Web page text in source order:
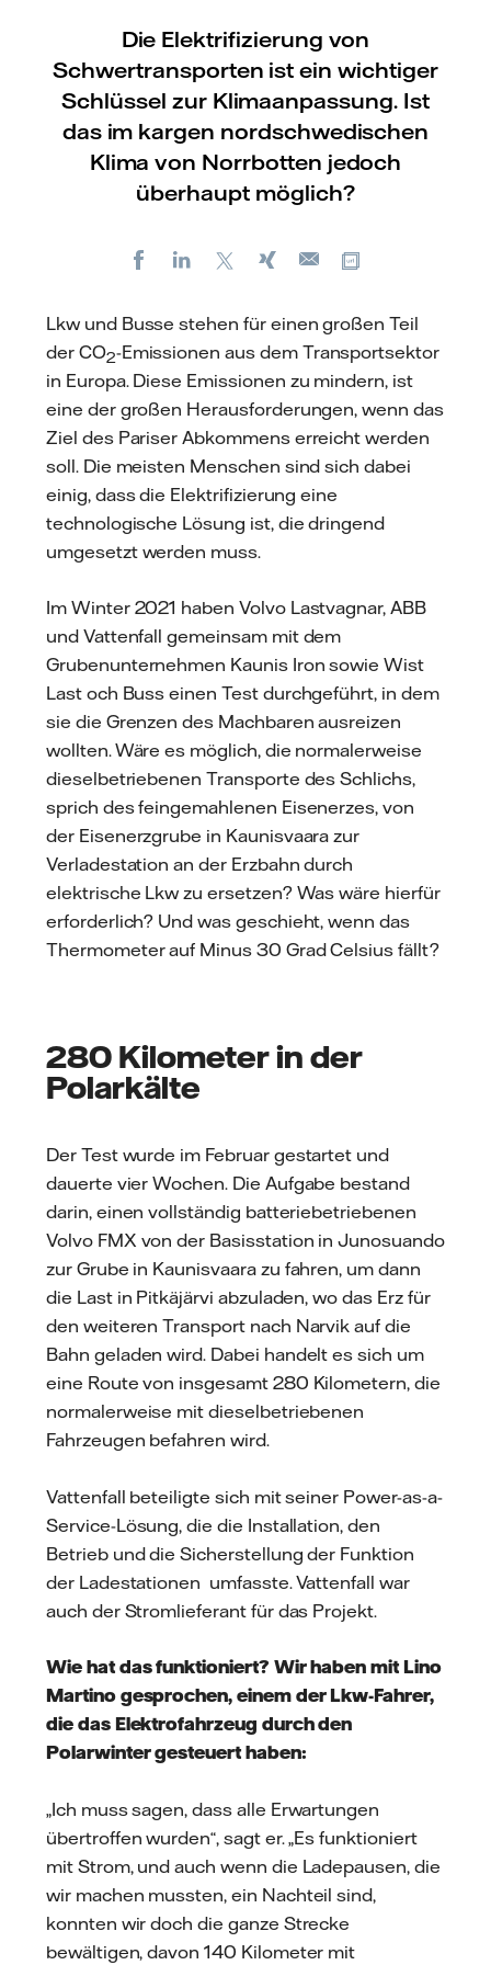
Die Elektrifizierung von
Schwertransporten ist ein wichtiger
Schlüssel zur Klimaanpassung. Ist
das im kargen nordschwedischen
Klima von Norrbotten jedoch
überhaupt möglich?
FacebookLinkedIn Xing
E-
Lkw und Busse stehen für einen großen Teil
der CO2-Emissionen aus dem Transportsektor
in Europa. Diese Emissionen zu mindern, ist
eine der großen Herausforderungen, wenn das
Ziel des Pariser Abkommens erreicht werden
soll. Die meisten Menschen sind sich dabei
einig, dass die Elektrifizierung eine
technologische Lösung ist, die dringend
umgesetzt werden muss.
Im Winter 2021 haben Volvo Lastvagnar, ABB
und Vattenfall gemeinsam mit dem
Grubenunternehmen Kaunis Iron sowie Wist
Last och Buss einen Test durchgeführt, in dem
sie die Grenzen des Machbaren ausreizen
wollten. Wäre es möglich, die normalerweise
dieselbetriebenen Transporte des Schlichs,
sprich des feingemahlenen Eisenerzes, von
der Eisenerzgrube in Kaunisvaara zur
Verladestation an der Erzbahn durch
elektrische Lkw zu ersetzen? Was wäre hierfür
erforderlich? Und was geschieht, wenn das
Thermometer auf Minus 30 Grad Celsius fällt?
280 Kilometer in der
Polarkälte
Der Test wurde im Februar gestartet und
dauerte vier Wochen. Die Aufgabe bestand
darin, einen vollständig batteriebetriebenen
Volvo FMX von der Basisstation in Junosuando
zur Grube in Kaunisvaara zu fahren, um dann
die Last in Pitkäjärvi abzuladen, wo das Erz für
den weiteren Transport nach Narvik auf die
Bahn geladen wird. Dabei handelt es sich um
eine Route von insgesamt 280 Kilometern, die
normalerweise mit dieselbetriebenen
Fahrzeugen befahren wird.
Vattenfall beteiligte sich mit seiner Power-as-a-
Service-Lösung, die die Installation, den
Betrieb und die Sicherstellung der Funktion
der Ladestationen umfasste. Vattenfall war
auch der Stromlieferant für das Projekt.
Wie hat das funktioniert? Wir haben mit Lino
Martino gesprochen, einem der Lkw-Fahrer,
die das Elektrofahrzeug durch den
Polarwinter gesteuert haben:
„Ich muss sagen, dass alle Erwartungen
übertroffen wurden“, sagt er. „Es funktioniert
mit Strom, und auch wenn die Ladepausen, die
wir machen mussten, ein Nachteil sind,
konnten wir doch die ganze Strecke
bewältigen, davon 140 Kilometer mit